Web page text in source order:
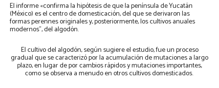
El informe «confirma la hipótesis de que la península de Yucatán
(México) es el centro de domesticación, del que se derivaron las
formas perennes originales y, posteriormente, los cultivos anuales
modernos”, del algodón.
El cultivo del algodón, según sugiere el estudio, fue un proceso
gradual que se caracterizó por la acumulación de mutaciones a largo
plazo, en lugar de por cambios rápidos y mutaciones importantes,
como se observa a menudo en otros cultivos domesticados.